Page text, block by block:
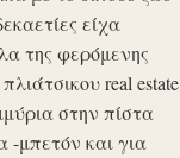
είχα
της φερόμενης
real estate
στην πίστα
-μπετόν και για